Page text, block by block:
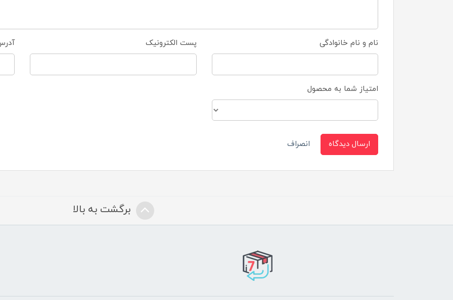
نام و نام خانوادگی پست الکترونیک
امتیاز شما به محصول
ارسال دیدگاه انصراف
برگشت به بالا